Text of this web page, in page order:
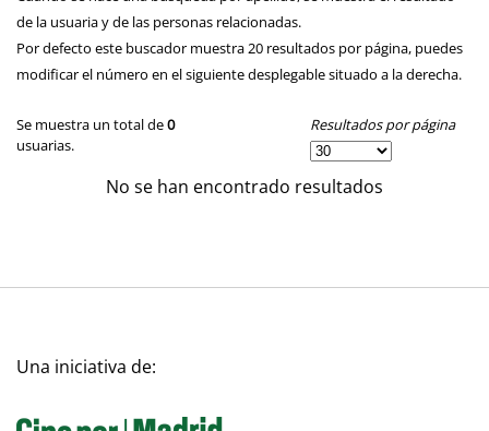
de la usuaria y de las personas relacionadas.
Por defecto este buscador muestra 20 resultados por página, puedes
modificar el número en el siguiente desplegable situado a la derecha.
Se muestra un total de0
usuarias.
Resultados por página
No se han encontrado resultados
Una iniciativa de: